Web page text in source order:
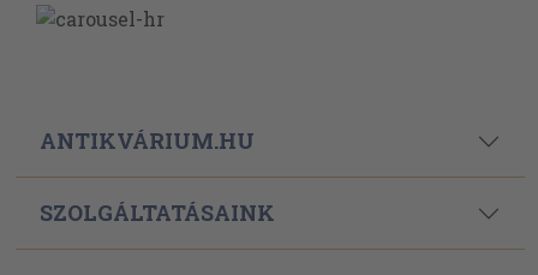
ANTIKVÁRIUM.HU
SZOLGÁLTATÁSAINK